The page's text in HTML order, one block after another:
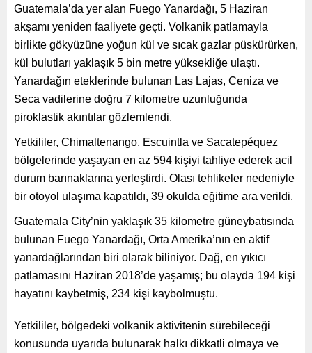
Guatemala’da yer alan Fuego Yanardağı, 5 Haziran
akşamı yeniden faaliyete geçti. Volkanik patlamayla
birlikte gökyüzüne yoğun kül ve sıcak gazlar püskürürken,
kül bulutları yaklaşık 5 bin metre yüksekliğe ulaştı.
Yanardağın eteklerinde bulunan Las Lajas, Ceniza ve
Seca vadilerine doğru 7 kilometre uzunluğunda
piroklastik akıntılar gözlemlendi.
Yetkililer, Chimaltenango, Escuintla ve Sacatepéquez
bölgelerinde yaşayan en az 594 kişiyi tahliye ederek acil
durum barınaklarına yerleştirdi. Olası tehlikeler nedeniyle
bir otoyol ulaşıma kapatıldı, 39 okulda eğitime ara verildi.
Guatemala City’nin yaklaşık 35 kilometre güneybatısında
bulunan Fuego Yanardağı, Orta Amerika’nın en aktif
yanardağlarından biri olarak biliniyor. Dağ, en yıkıcı
patlamasını Haziran 2018’de yaşamış; bu olayda 194 kişi
hayatını kaybetmiş, 234 kişi kaybolmuştu.
Yetkililer, bölgedeki volkanik aktivitenin sürebileceği
konusunda uyarıda bulunarak halkı dikkatli olmaya ve